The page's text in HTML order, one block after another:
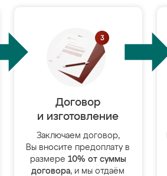
Договор
и изготовление
Заключаем договор,
Вы вносите предоплату в
размере 10% от суммы
договора, и мы отдаём